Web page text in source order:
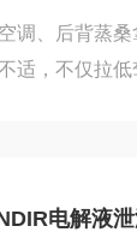
调、后背蒸
适，不仅拉
风信车规级